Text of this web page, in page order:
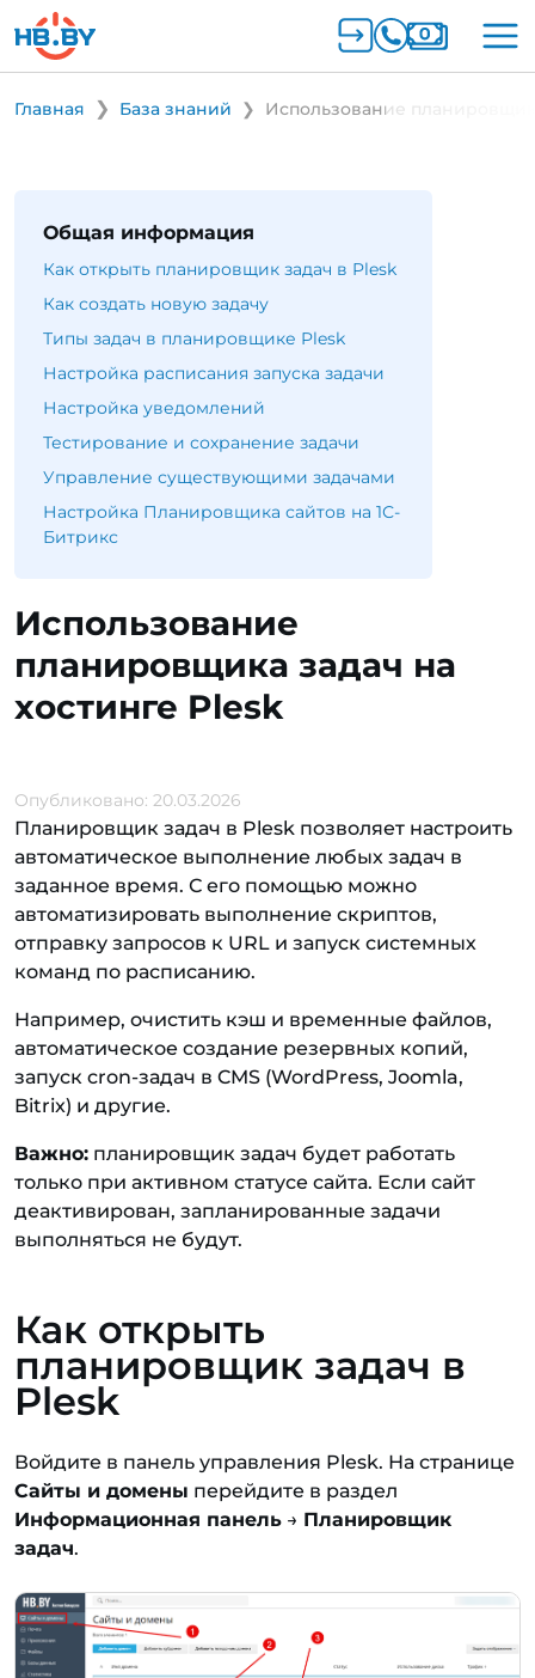
Главная База знаний Использование
Использование
планировщика задач на
хостинге Plesk
Опубликовано: 20.03.2026
Планировщик задач в Plesk позволяет настроить
автоматическое выполнение любых задач в
заданное время. С его помощью можно
автоматизировать выполнение скриптов,
отправку запросов к URL и запуск системных
команд по расписанию.
Например, очистить кэш и временные файлов,
автоматическое создание резервных копий,
запуск cron-задач в CMS (WordPress, Joomla,
Bitrix) и другие.
Важно: планировщик задач будет работать
только при активном статусе сайта. Если сайт
деактивирован, запланированные задачи
выполняться не будут.
Как открыть
планировщик задач в
Plesk
Войдите в панель управления Plesk. На странице
Сайты и домены перейдите в раздел
Информационная панель → Планировщик
задач.
Общая информация
Как открыть планировщик задач в Plesk
Как создать новую задачу
Типы задач в планировщике Plesk
Настройка расписания запуска задачи
Настройка уведомлений
Тестирование и сохранение задачи
Управление существующими задачами
Настройка Планировщика сайтов на 1С-
Битрикс